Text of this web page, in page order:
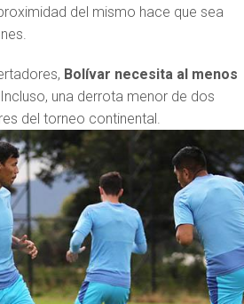
del mismo hace que sea
Bolívar necesita al menos
una derrota menor de dos
del torneo continental.